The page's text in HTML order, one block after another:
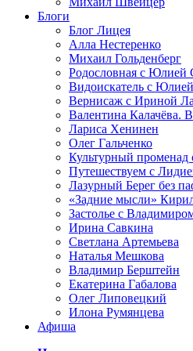
Блоги
Блог Лицея
Алла Нестеренко
Михаил Гольденберг
Родословная с Юлией
Видоискатель с
Вернисаж с Ириной
Валентина Калачёва.
Лариса Хенинен
Олег Гальченко
Культурный променад
Путешествуем с
Лазурный Берег без
«Задние мысли»
Застолье с
Ирина Савкина
Светлана Артемьева
Наталья Мешкова
Владимир Берштейн
Екатерина Габалова
Олег Липовецкий
Илона Румянцева
Афиша